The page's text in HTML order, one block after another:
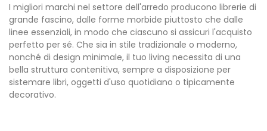
I migliori marchi nel settore dell'arredo producono librerie di
grande fascino, dalle forme morbide piuttosto che dalle
linee essenziali, in modo che ciascuno si assicuri l'acquisto
perfetto per sé. Che sia in stile tradizionale o moderno,
nonché di design minimale, il tuo living necessita di una
bella struttura contenitiva, sempre a disposizione per
sistemare libri, oggetti d'uso quotidiano o tipicamente
decorativo.